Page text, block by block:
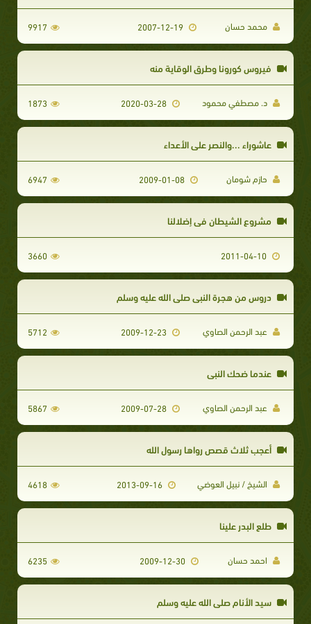
محمد حسان 9917
فيروس كورونا وطرق الوقاية منه
د. مصطفي محمود 2020-03-28
1873
عاشوراء ...والنصر على الأعداء
حازم شومان 2009-01-08
6947
مشروع الشيطان في إضلالنا
3660
دروس من هجرة النبي صلي الله عليه وسلم
عبد الرحمن الصاوي 5712
عندما ضحك النبي
عبد الرحمن الصاوي 5867
أعجب ثلاث قصص رواها رسول الله
الشيخ / نبيل العوضي 4618
طلع البدر علينا
احمد حسان 6235
سيد الأنام صلى الله عليه وسلم